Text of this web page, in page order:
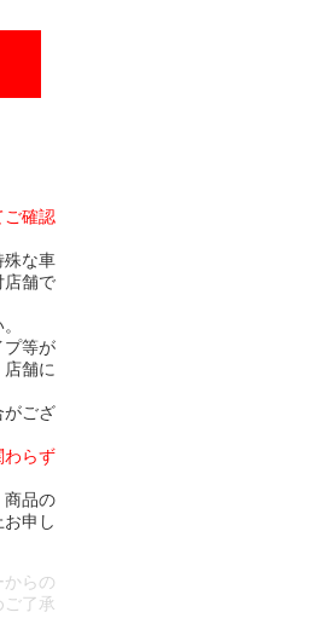
ご確認
殊な車
店舗で
プ等が
舗に
がござ
わらず
商品の
申し
らの
了承